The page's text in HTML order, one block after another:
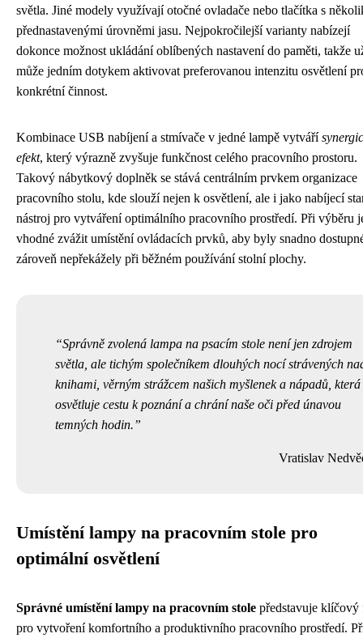
světla. Jiné modely využívají otočné ovladače nebo tlačítka s
přednastavenými úrovněmi jasu. Nejpokročilejší varianty nabízejí
dokonce možnost ukládání oblíbených nastavení do paměti, takže
může jedním dotykem aktivovat preferovanou intenzitu osvětlení
konkrétní činnost.
Kombinace USB nabíjení a stmívače v jedné lampě vytváří
efekt, který výrazně zvyšuje funkčnost celého pracovního prostoru.
Takový nábytkový doplněk se stává centrálním prvkem organizace
pracovního stolu, kde slouží nejen k osvětlení, ale i jako nabíjecí
nástroj pro vytváření optimálního pracovního prostředí. Při výběru
vhodné zvážit umístění ovládacích prvků, aby byly snadno
zároveň nepřekážely při běžném používání stolní plochy.
Správně zvolená lampa na psacím stole není jen zdrojem
světla, ale tichým společníkem dlouhých nocí strávených
knihami, věrným strážcem našich myšlenek a nápadů, která
osvětluje cestu k poznání a chrání naše oči před únavou
temných hodin.
Vratislav
Umístění lampy na pracovním stole pro
optimální osvětlení
Správné umístění lampy na pracovním stole představuje klíčový
pro vytvoření komfortního a produktivního pracovního prostředí.